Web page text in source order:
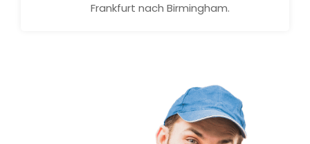
Frankfurt nach Birmingham.